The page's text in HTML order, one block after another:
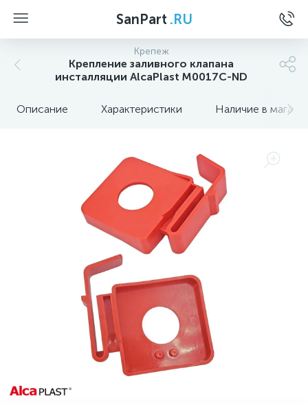
SanPart .RU
Крепеж
Крепление заливного клапана
инсталляции AlcaPlast M0017C-ND
Описание Характеристики Наличие в